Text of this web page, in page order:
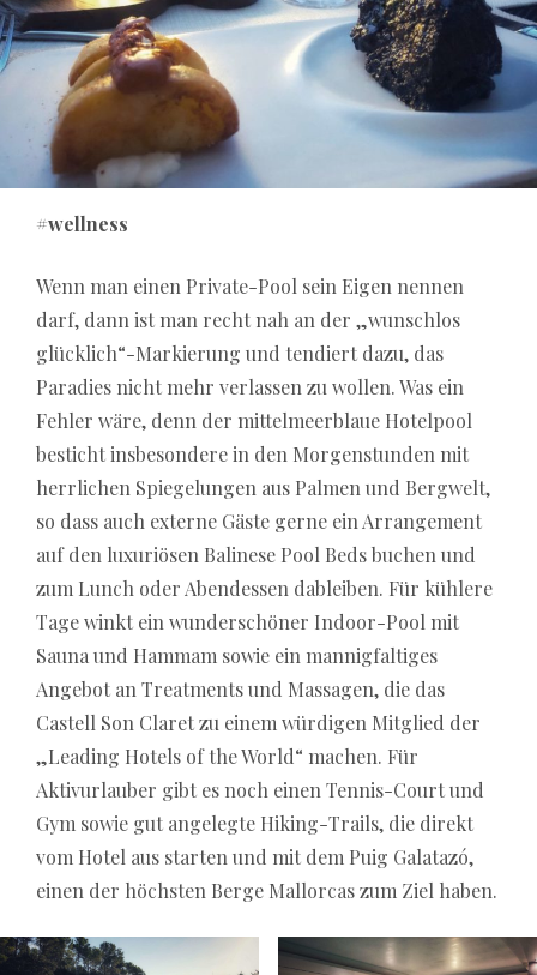
#wellness
Wenn man einen Private-Pool sein Eigen nennen
darf, dann ist man recht nah an der „wunschlos
glücklich“-Markierung und tendiert dazu, das
Paradies nicht mehr verlassen zu wollen. Was ein
Fehler wäre, denn der mittelmeerblaue Hotelpool
besticht insbesondere in den Morgenstunden mit
herrlichen Spiegelungen aus Palmen und Bergwelt,
so dass auch externe Gäste gerne ein Arrangement
auf den luxuriösen Balinese Pool Beds buchen und
zum Lunch oder Abendessen dableiben. Für kühlere
Tage winkt ein wunderschöner Indoor-Pool mit
Sauna und Hammam sowie ein mannigfaltiges
Angebot an Treatments und Massagen, die das
Castell Son Claret zu einem würdigen Mitglied der
„Leading Hotels of the World“ machen. Für
Aktivurlauber gibt es noch einen Tennis-Court und
Gym sowie gut angelegte Hiking-Trails, die direkt
vom Hotel aus starten und mit dem Puig Galatazó,
einen der höchsten Berge Mallorcas zum Ziel haben.